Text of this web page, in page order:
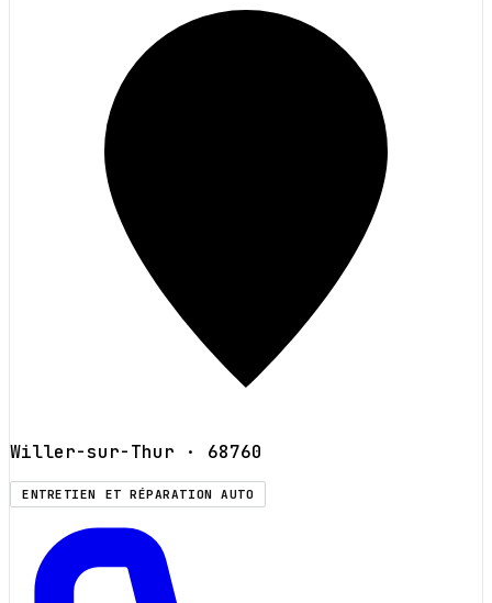
Willer-sur-Thur · 68760
ENTRETIEN ET RÉPARATION AUTO